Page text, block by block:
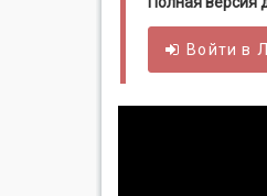
Войти в